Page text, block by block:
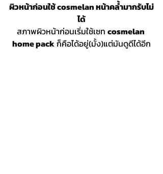
ผิวหน้าก่อนใช้ cosmelan หน้าคล้ำมากรับไม่
ได้
สภาพผิวหน้าก่อนเริ่มใช้เซท cosmelan
home pack ก็คือได้อยู่(มั้ง)แต่มันดูดีได้อีก